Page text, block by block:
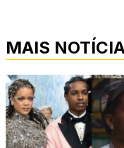
MAIS